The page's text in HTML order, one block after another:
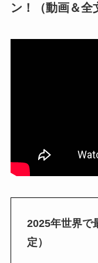
ン！（動画＆全
2025年世界で
定）